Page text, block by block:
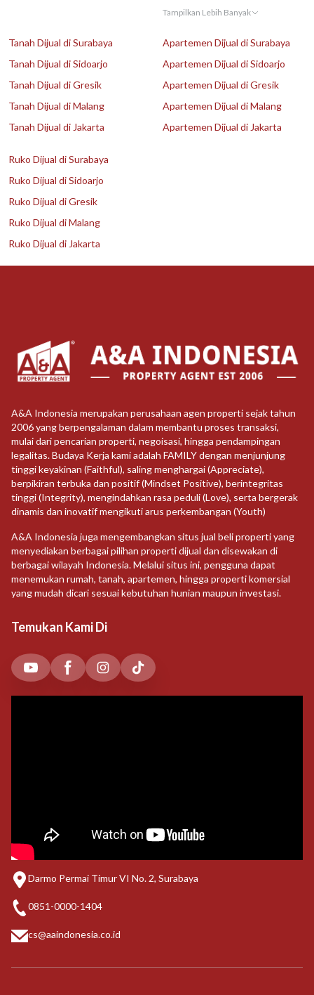
Tampilkan Lebih Banyak
Tanah Dijual di Surabaya
Tanah Dijual di Sidoarjo
Tanah Dijual di Gresik
Tanah Dijual di Malang
Tanah Dijual di Jakarta
Apartemen Dijual di Surabaya
Apartemen Dijual di Sidoarjo
Apartemen Dijual di Gresik
Apartemen Dijual di Malang
Apartemen Dijual di Jakarta
Ruko Dijual di Surabaya
Ruko Dijual di Sidoarjo
Ruko Dijual di Gresik
Ruko Dijual di Malang
Ruko Dijual di Jakarta
A&A Indonesia merupakan perusahaan agen properti sejak tahun
2006 yang berpengalaman dalam membantu proses transaksi,
mulai dari pencarian properti, negoisasi, hingga pendampingan
legalitas. Budaya Kerja kami adalah FAMILY dengan menjunjung
tinggi keyakinan (Faithful), saling menghargai (Appreciate),
berpikiran terbuka dan positif (Mindset Positive), berintegritas
tinggi (Integrity), mengindahkan rasa peduli (Love), serta bergerak
dinamis dan inovatif mengikuti arus perkembangan (Youth)
A&A Indonesia juga mengembangkan situs jual beli properti yang
menyediakan berbagai pilihan properti dijual dan disewakan di
berbagai wilayah Indonesia. Melalui situs ini, pengguna dapat
menemukan rumah, tanah, apartemen, hingga properti komersial
yang mudah dicari sesuai kebutuhan hunian maupun investasi.
Temukan Kami Di
Darmo Permai Timur VI No. 2, Surabaya
0851-0000-1404
cs@aaindonesia.co.id